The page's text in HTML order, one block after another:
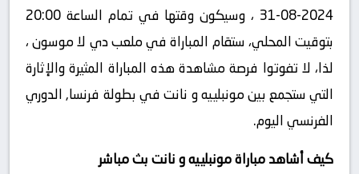
2024-08-31 ، وسيكون وقتها في تمام الساعة 20:00
بتوقيت المحلي، ستقام المباراة في ملعب دي لا موسون ،
لذا، لا تفوتوا فرصة مشاهدة هذه المباراة المثيرة والإثارة
التي ستجمع بين مونبلييه و نانت في بطولة فرنسا, الدوري
الفرنسي اليوم.
كيف أشاهد مباراة مونبلييه و نانت بث مباشر